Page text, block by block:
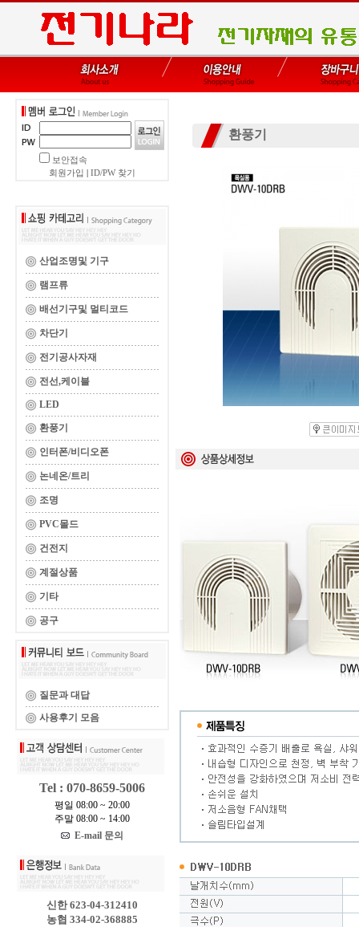
보안접속
회원가입
ID/PW 찾기
산업조명및 기구
램프류
배선기구및 멀티코드
차단기
전기공사자재
전선,케이블
LED
환풍기
인터폰/비디오폰
논네온/트리
조명
PVC몰드
건전지
계절상품
기타
공구
질문과 대답
사용후기 모음
Tel : 070-8659-5006
평일 08:00 ~ 20:00
주말 08:00 ~ 14:00
E-mail 문의
신한 623-04-312410
농협 334-02-368885
환풍기